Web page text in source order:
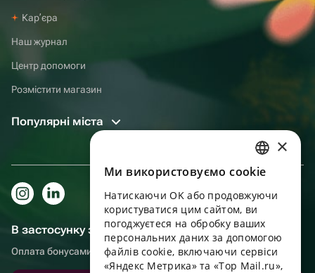
Карʼєра
Наш журнал
Центр допомоги
Розмістити магазин
Популярні міста
В застосунку зручніше!
Оплата бонусами, самовивіз, зручний чат підтримки
RUSSIAN
ENGLISH
UKRAINIAN
PORTUGUESE
SPANISH
×
Ми використовуємо cookie
Натискаючи OK або продовжуючи
користуватися цим сайтом, ви
погоджуєтеся на обробку ваших
персональних даних за допомогою
файлів cookie, включаючи сервіси
«Яндекс Метрика» та «Top Mail.ru»,